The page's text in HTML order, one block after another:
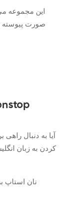
این مجموعه
صورت پیوسته
آیا به دنبال
کردن به زبان